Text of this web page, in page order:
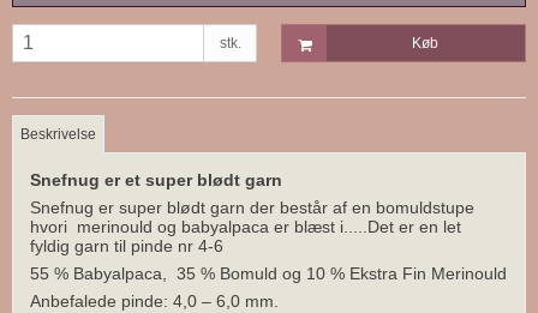
stk. Køb
Beskrivelse
Snefnug er et super blødt garn
Snefnug er super blødt garn der består af en bomuldstupe
hvori merinould og babyalpaca er blæst i.....Det er en let
fyldig garn til pinde nr 4-6
55 % Babyalpaca, 35 % Bomuld og 10 % Ekstra Fin Merinould
Anbefalede pinde: 4,0 – 6,0 mm.